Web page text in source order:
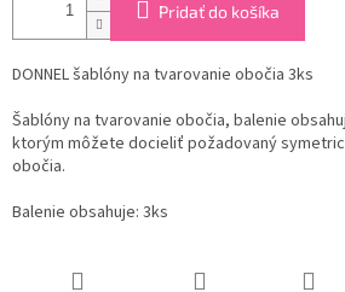
Pridať do košíka
DONNEL šablóny na tvarovanie obočia 3ks
Šablóny na tvarovanie obočia, balenie
ktorým môžete docieliť požadovaný
obočia.
Balenie obsahuje: 3ks